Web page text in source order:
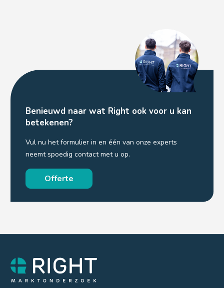
Benieuwd naar wat Right ook voor u kan
betekenen?
Vul nu het formulier in en één van onze experts
neemt spoedig contact met u op.
Offerte